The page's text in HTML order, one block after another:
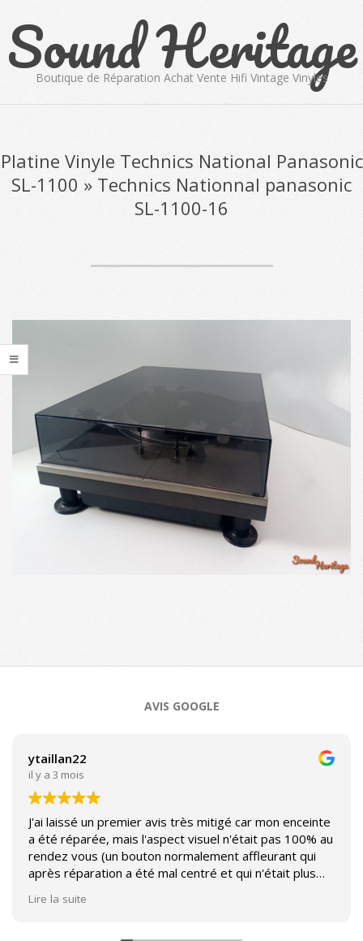
content
Sound Heritage
Boutique de Réparation Achat Vente Hifi Vintage Vinyles
Menu
Platine Vinyle Technics National Panasonic
SL-1100 » Technics Nationnal panasonic
SL-1100-16
AVIS GOOGLE
ytaillan22
il y a 3 mois
J'ai laissé un premier avis très mitigé car mon enceinte
a été réparée, mais l'aspect visuel n'était pas 100% au
rendez vous (un bouton normalement affleurant qui
après réparation a été mal centré et qui n'était plus
Lire la suite